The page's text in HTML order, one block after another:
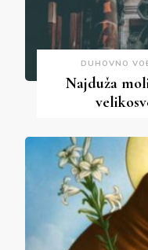
DUHOVNO
Najduža